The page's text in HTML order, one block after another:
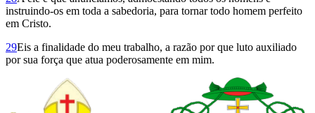
instruindo-os em toda a sabedoria, para tornar todo homem perfeito
em Cristo.
29Eis a finalidade do meu trabalho, a razão por que luto auxiliado
por sua força que atua poderosamente em mim.